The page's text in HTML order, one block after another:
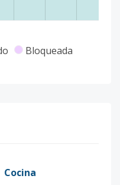
Bloqueada
Cocina